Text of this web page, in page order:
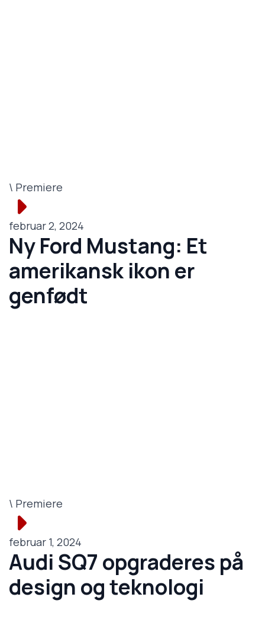
\ Premiere
februar 2, 2024
Ny Ford Mustang: Et
amerikansk ikon er
genfødt
\ Premiere
februar 1, 2024
Audi SQ7 opgraderes på
design og teknologi